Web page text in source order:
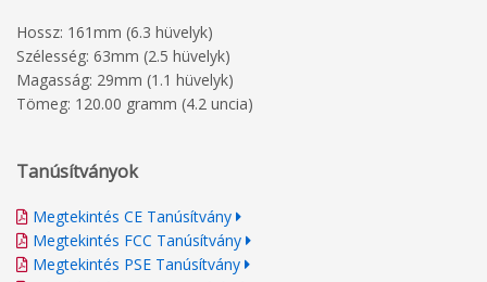
Hossz: 161mm (6.3 hüvelyk)
Szélesség: 63mm (2.5 hüvelyk)
Magasság: 29mm (1.1 hüvelyk)
Tömeg: 120.00 gramm (4.2 uncia)
Tanúsítványok
Megtekintés CE Tanúsítvány
Megtekintés FCC Tanúsítvány
Megtekintés PSE Tanúsítvány